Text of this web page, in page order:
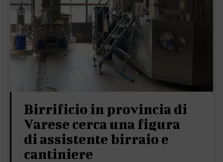
Birrificio in provincia di
Varese cerca una figura
di assistente birraio e
cantiniere